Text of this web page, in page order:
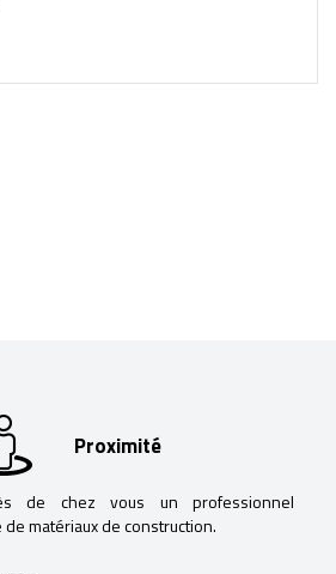
Proximité
de chez vous un professionnel
matériaux de construction.